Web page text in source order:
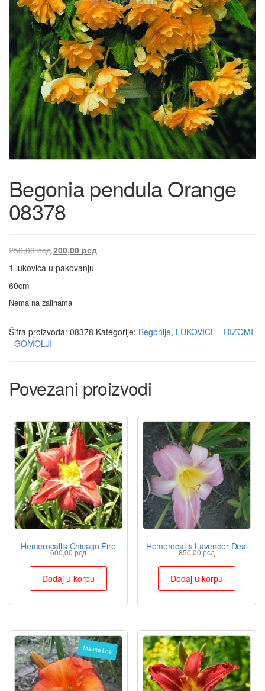
Begonia pendula Orange
08378
250,00рсд 200,00 рсд
1 lukovica u pakovanju
60cm
Nema na zalihama
Šifra proizvoda: 08378 Kategorije: Begonije, LUKOVICE - RIZOMI
- GOMOLJI
Povezani proizvodi
Hemerocallis Chicago Fire
600,00рсд
Dodaj u korpu
Hemerocallis Lavender Deal
850,00рсд
Dodaj u korpu